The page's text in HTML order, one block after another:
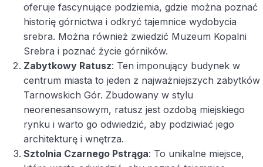
oferuje fascynujące podziemia, gdzie można poznać
historię górnictwa i odkryć tajemnice wydobycia
srebra. Można również zwiedzić Muzeum Kopalni
Srebra i poznać życie górników.
Zabytkowy Ratusz: Ten imponujący budynek w
centrum miasta to jeden z najważniejszych zabytków
Tarnowskich Gór. Zbudowany w stylu
neorenesansowym, ratusz jest ozdobą miejskiego
rynku i warto go odwiedzić, aby podziwiać jego
architekturę i wnętrza.
Sztolnia Czarnego Pstrąga: To unikalne miejsce,